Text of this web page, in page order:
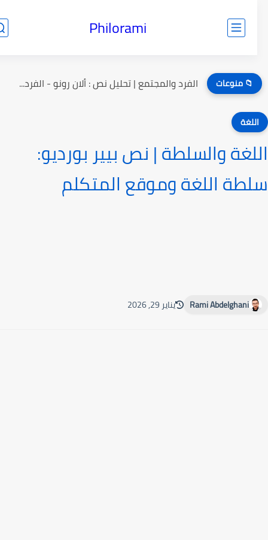
Philorami
📁 منوعات الفرد والمجتمع | تحليل نص : ألان رونو - الفرد...
والسلطة | نص بيير بورديو:
اللغة وموقع المتكلم
Rami Abdelghani يناير 29, 2026